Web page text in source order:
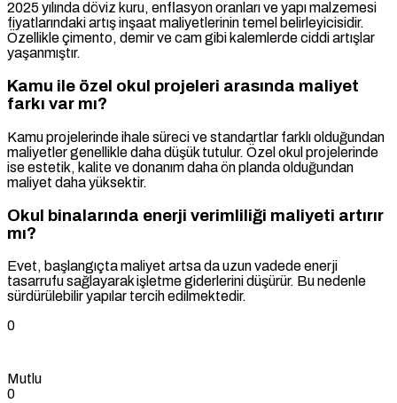
2025 yılında döviz kuru, enflasyon oranları ve yapı malzemesi
fiyatlarındaki artış inşaat maliyetlerinin temel belirleyicisidir.
Özellikle çimento, demir ve cam gibi kalemlerde ciddi artışlar
yaşanmıştır.
Kamu ile özel okul projeleri arasında maliyet
farkı var mı?
Kamu projelerinde ihale süreci ve standartlar farklı olduğundan
maliyetler genellikle daha düşük tutulur. Özel okul projelerinde
ise estetik, kalite ve donanım daha ön planda olduğundan
maliyet daha yüksektir.
Okul binalarında enerji verimliliği maliyeti artırır
mı?
Evet, başlangıçta maliyet artsa da uzun vadede enerji
tasarrufu sağlayarak işletme giderlerini düşürür. Bu nedenle
sürdürülebilir yapılar tercih edilmektedir.
0
Mutlu
0